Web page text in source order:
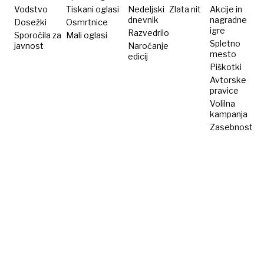
Vodstvo
Dosežki
Sporočila za
javnost
Tiskani oglasi
Osmrtnice
Mali oglasi
Nedeljski
dnevnik
Razvedrilo
Naročanje
edicij
Zlata nit
Akcije in
nagradne
igre
Spletno
mesto
Piškotki
Avtorske
pravice
Volilna
kampanja
Zasebnost